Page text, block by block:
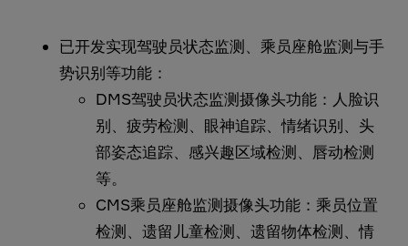
已开发实现驾驶员状态监测、乘员座舱监测与手
势识别等功能：
DMS驾驶员状态监测摄像头功能：人脸识
别、疲劳检测、眼神追踪、情绪识别、头
部姿态追踪、感兴趣区域检测、唇动检测
等。
CMS乘员座舱监测摄像头功能：乘员位置
检测、遗留儿童检测、遗留物体检测、情